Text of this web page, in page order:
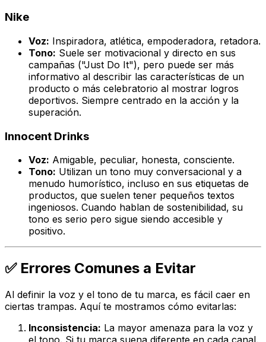
Nike
Voz: Inspiradora, atlética, empoderadora, retadora.
Tono: Suele ser motivacional y directo en sus
campañas ("Just Do It"), pero puede ser más
informativo al describir las características de un
producto o más celebratorio al mostrar logros
deportivos. Siempre centrado en la acción y la
superación.
Innocent Drinks
Voz: Amigable, peculiar, honesta, consciente.
Tono: Utilizan un tono muy conversacional y a
menudo humorístico, incluso en sus etiquetas de
productos, que suelen tener pequeños textos
ingeniosos. Cuando hablan de sostenibilidad, su
tono es serio pero sigue siendo accesible y
positivo.
✅ Errores Comunes a Evitar
Al definir la voz y el tono de tu marca, es fácil caer en
ciertas trampas. Aquí te mostramos cómo evitarlas:
Inconsistencia: La mayor amenaza para la voz y